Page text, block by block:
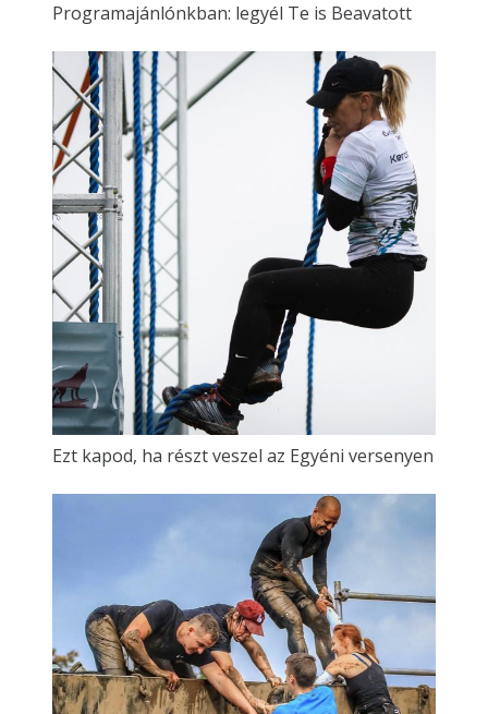
Programajánlónkban: legyél Te is Beavatott
Ezt kapod, ha részt veszel az Egyéni versenyen